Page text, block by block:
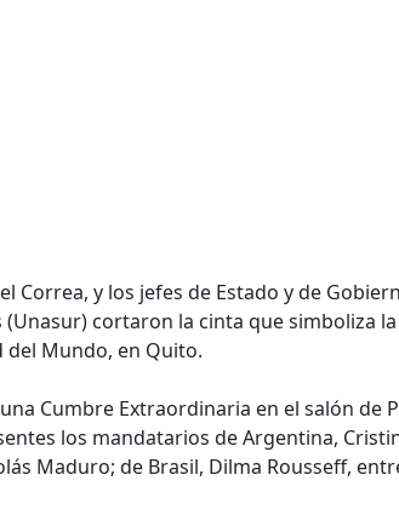
Correa, y los jefes de Estado y de
cortaron la cinta que simboliza
Mundo, en Quito.
Cumbre Extraordinaria en el salón de
los mandatarios de Argentina,
Maduro; de Brasil, Dilma Rousseff,